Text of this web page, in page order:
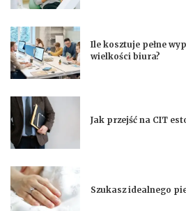
Ile kosztuje pełne
wielkości biura?
Jak przejść na CIT
Szukasz idealnego